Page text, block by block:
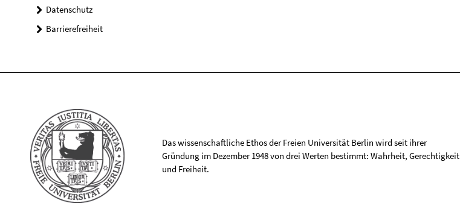
Datenschutz
Barrierefreiheit
Das wissenschaftliche Ethos der Freien Universität Berlin wird seit ihrer
Gründung im Dezember 1948 von drei Werten bestimmt: Wahrheit, Gerechtigkeit
und Freiheit.